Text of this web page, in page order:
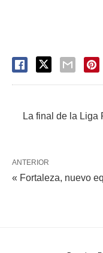
La final de la Liga
ANTERIOR
« Fortaleza, nuevo